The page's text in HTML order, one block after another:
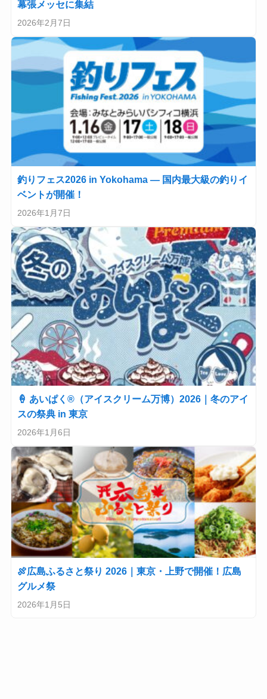
幕張メッセに集結
2026年2月7日
釣りフェス2026 in Yokohama — 国内最大級の釣りイ
ベントが開催！
2026年1月7日
🍦 あいぱく®（アイスクリーム万博）2026｜冬のアイ
スの祭典 in 東京
2026年1月6日
🍖広島ふるさと祭り 2026｜東京・上野で開催！広島
グルメ祭
2026年1月5日